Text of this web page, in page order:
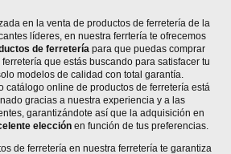
en la venta de productos de ferretería de la
líderes, en nuestra ferrtería te ofrecemos
de ferretería para que puedas comprar
que estás buscando para satisfacer tu
modelos de calidad con total garantía.
catálogo online de productos de ferretería está
gracias a nuestra experiencia y a las
garantizándote así que la adquisición en
elección en función de tus preferencias.
de ferretería en nuestra ferretería te garantiza